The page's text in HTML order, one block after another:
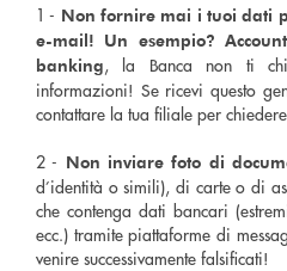
1 - Non fornire mai i tuoi dati
e-mail! Un esempio?
banking, la Banca non ti
informazioni! Se ricevi questo
contattare la tua filiale per
2 - Non inviare foto di
d’identità o simili), di carte o di
che contenga dati bancari
ecc.) tramite piattaforme di
venire successivamente falsificati!